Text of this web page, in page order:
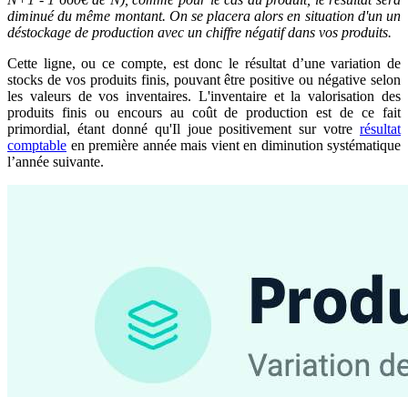
diminué du même montant. On se placera alors en situation d'un un
déstockage de production avec un chiffre négatif dans vos produits.
Cette ligne, ou ce compte, est donc le résultat d’une variation de
stocks de vos produits finis, pouvant être positive ou négative selon
les valeurs de vos inventaires. L'inventaire et la valorisation des
produits finis ou encours au coût de production est de ce fait
primordial, étant donné qu'Il joue positivement sur votre résultat
comptable en première année mais vient en diminution systématique
l’année suivante.